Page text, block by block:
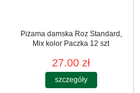
Piżama damska Roz Standard,
Mix kolor Paczka 12 szt
27.00 zł
szczegóły